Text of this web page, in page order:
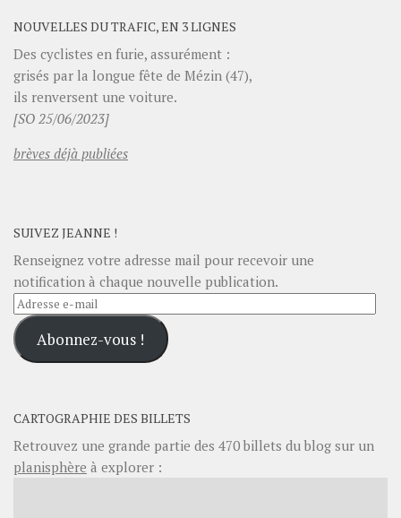
NOUVELLES DU TRAFIC, EN 3 LIGNES
Des cyclistes en furie, assurément :
grisés par la longue fête de Mézin (47),
ils renversent une voiture.
[SO 25/06/2023]
brèves déjà publiées
SUIVEZ JEANNE !
Renseignez votre adresse mail pour recevoir une
notification à chaque nouvelle publication.
Adresse
e-
mailAbonnez-vous !
CARTOGRAPHIE DES BILLETS
Retrouvez une grande partie des 470billets du blog sur un
planisphère à explorer :